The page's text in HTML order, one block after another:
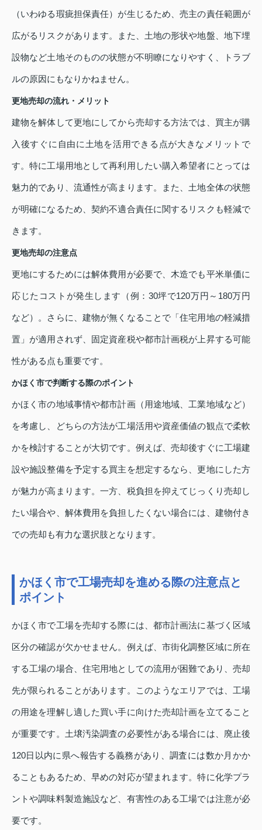
（いわゆる瑕疵担保責任）が生じるため、売主の責任範囲が
広がるリスクがあります。また、土地の形状や地盤、地下埋
設物など土地そのものの状態が不明瞭になりやすく、トラブ
ルの原因にもなりかねません。
更地売却の流れ・メリット
建物を解体して更地にしてから売却する方法では、買主が購
入後すぐに自由に土地を活用できる点が大きなメリットで
す。特に工場用地として再利用したい購入希望者にとっては
魅力的であり、流通性が高まります。また、土地全体の状態
が明確になるため、契約不適合責任に関するリスクも軽減で
きます。
更地売却の注意点
更地にするためには解体費用が必要で、木造でも平米単価に
応じたコストが発生します（例：30坪で120万円～180万円
など）。さらに、建物が無くなることで「住宅用地の軽減措
置」が適用されず、固定資産税や都市計画税が上昇する可能
性がある点も重要です。
かほく市で判断する際のポイント
かほく市の地域事情や都市計画（用途地域、工業地域など）
を考慮し、どちらの方法が工場活用や資産価値の観点で柔軟
かを検討することが大切です。例えば、売却後すぐに工場建
設や施設整備を予定する買主を想定するなら、更地にした方
が魅力が高まります。一方、税負担を抑えてじっくり売却し
たい場合や、解体費用を負担したくない場合には、建物付き
での売却も有力な選択肢となります。
かほく市で工場売却を進める際の注意点と
ポイント
かほく市で工場を売却する際には、都市計画法に基づく区域
区分の確認が欠かせません。例えば、市街化調整区域に所在
する工場の場合、住宅用地としての流用が困難であり、売却
先が限られることがあります。このようなエリアでは、工場
の用途を理解し適した買い手に向けた売却計画を立てること
が重要です。土壌汚染調査の必要性がある場合には、廃止後
120日以内に県へ報告する義務があり、調査には数か月かか
ることもあるため、早めの対応が望まれます。特に化学プラ
ントや調味料製造施設など、有害性のある工場では注意が必
要です。